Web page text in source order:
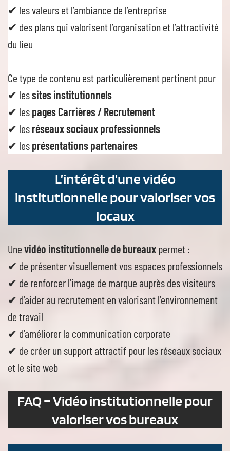
✔ les valeurs et l’ambiance de l’entreprise
✔ des plans qui valorisent l’organisation et l’attractivité
du lieu
Ce type de contenu est particulièrement pertinent pour
✔ lessites institutionnels
✔ lespages Carrières / Recrutement
✔ lesréseaux sociaux professionnels
✔ lesprésentations partenaires
L’intérêt d’une vidéo
institutionnelle pour valoriser vos
locaux
Unevidéo institutionnelle de bureauxpermet :
✔ de présenter visuellement vos espaces professionnels
✔ de renforcer l’image de marque auprès des visiteurs
✔ d’aider au recrutement en valorisant l’environnement
de travail
✔ d’améliorer la communication corporate
✔ de créer un support attractif pour les réseaux sociaux
et le site web
FAQ – Vidéo institutionnelle pour
valoriser vos bureaux